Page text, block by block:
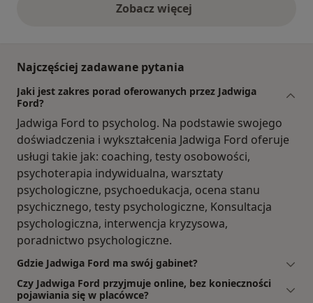
Zobacz więcejopinie powyżej
Najczęściej zadawane pytania
Jaki jest zakres porad oferowanych przez Jadwiga
Ford?
Jadwiga Ford to psycholog. Na podstawie swojego
doświadczenia i wykształcenia Jadwiga Ford oferuje
usługi takie jak: coaching, testy osobowości,
psychoterapia indywidualna, warsztaty
psychologiczne, psychoedukacja, ocena stanu
psychicznego, testy psychologiczne, Konsultacja
psychologiczna, interwencja kryzysowa,
poradnictwo psychologiczne.
Gdzie Jadwiga Ford ma swój gabinet?
Czy Jadwiga Ford przyjmuje online, bez konieczności
pojawiania się w placówce?